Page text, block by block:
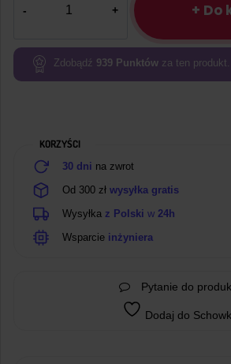
zestaw
niebieska
+ Do
Zdobądź 939 Punktów za ten produkt.
KORZYŚCI
30 dni na zwrot
Od 300 zł wysyłka gratis
Wysyłka z Polski w 24h
Wsparcie inżyniera
Pytanie do
Dodaj do